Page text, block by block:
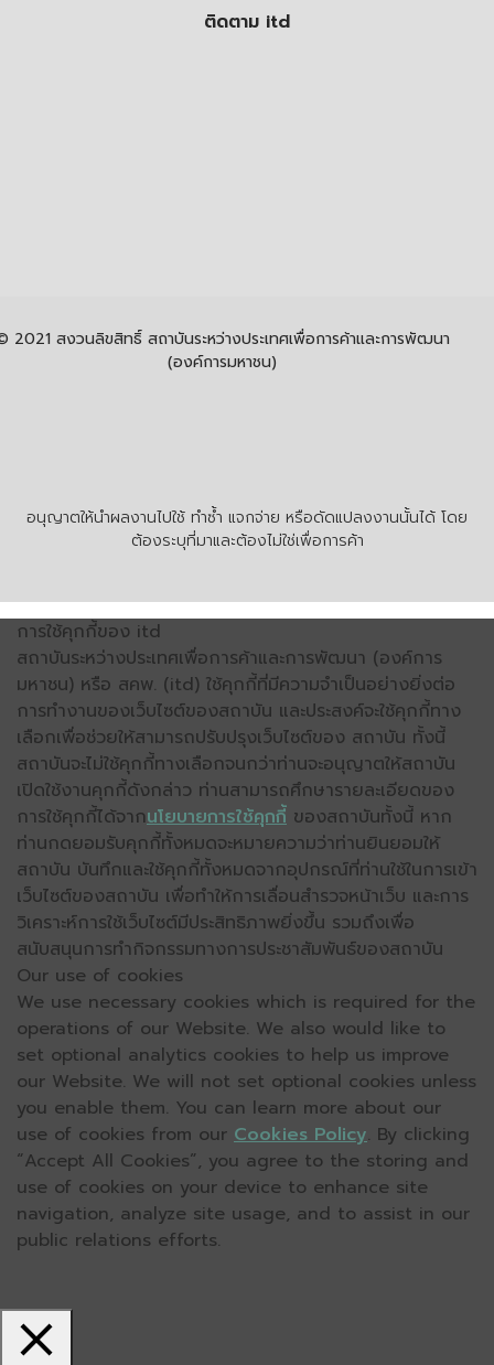
ติดตาม itd
อนุญาตให้นำผลงานไปใช้ ทำซ้ำ แจกจ่าย หรือดัดแปลงงานนั้นได้ โดย
ต้องระบุที่มาและต้องไม่ใช่เพื่อการค้า
2021 สงวนลิขสิทธิ์ สถาบันระหว่างประเทศเพื่อการค้าและการพัฒนา
(องค์การมหาชน)
การใช้คุกกี้ของ itd
สถาบันระหว่างประเทศเพื่อการค้าและการพัฒนา (องค์การ
มหาชน) หรือ สคพ. (itd) ใช้คุกกี้ที่มีความจำเป็นอย่างยิ่งต่อ
การทำงานของเว็บไซต์ของสถาบัน และประสงค์จะใช้คุกกี้ทาง
เลือกเพื่อช่วยให้สามารถปรับปรุงเว็บไซต์ของ สถาบัน ทั้งนี้
สถาบันจะไม่ใช้คุกกี้ทางเลือกจนกว่าท่านจะอนุญาตให้สถาบัน
เปิดใช้งานคุกกี้ดังกล่าว ท่านสามารถศึกษารายละเอียดของ
การใช้คุกกี้ได้จากนโยบายการใช้คุกกี้ ของสถาบันทั้งนี้ หาก
ท่านกดยอมรับคุกกี้ทั้งหมดจะหมายความว่าท่านยินยอมให้
สถาบัน บันทึกและใช้คุกกี้ทั้งหมดจากอุปกรณ์ที่ท่านใช้ในการเข้า
เว็บไซต์ของสถาบัน เพื่อทำให้การเลื่อนสำรวจหน้าเว็บ และการ
วิเคราะห์การใช้เว็บไซต์มีประสิทธิภาพยิ่งขึ้น รวมถึงเพื่อ
สนับสนุนการทำกิจกรรมทางการประชาสัมพันธ์ของสถาบัน
Our use of cookies
We use necessary cookies which is required for the
operations of our Website. We also would like to
set optional analytics cookies to help us improve
our Website. We will not set optional cookies unless
you enable them. You can learn more about our
use of cookies from our Cookies Policy. By clicking
“Accept All Cookies”, you agree to the storing and
use of cookies on your device to enhance site
navigation, analyze site usage, and to assist in our
public relations efforts.